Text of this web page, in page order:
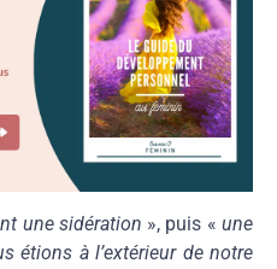
une sidération », puis «une
étions à l’extérieur de notre